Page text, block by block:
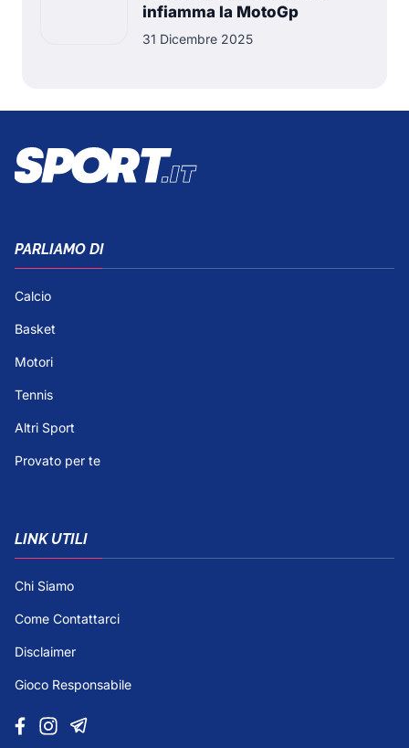
infiamma la MotoGp
31 Dicembre 2025
PARLIAMO DI
Calcio
Basket
Motori
Tennis
Altri Sport
Provato per te
LINK UTILI
Chi Siamo
Come Contattarci
Disclaimer
Gioco Responsabile